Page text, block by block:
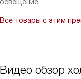
качество, удобство и
технике!
освещение.
Все товары с этим
Видео обзор